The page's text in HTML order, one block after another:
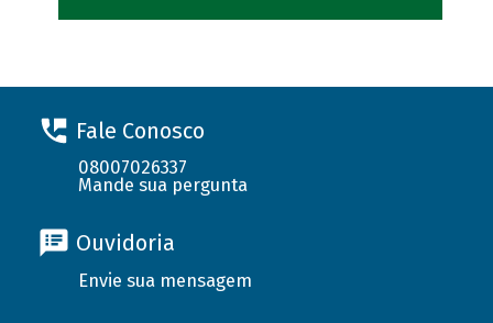
Fale Conosco
08007026337
Mande sua pergunta
Ouvidoria
Envie sua mensagem